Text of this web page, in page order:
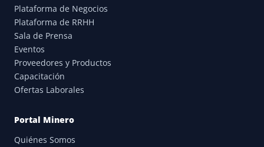
Plataforma de Negocios
Plataforma de RRHH
Sala de Prensa
Eventos
Proveedores y Productos
Capacitación
Ofertas Laborales
Portal Minero
Quiénes Somos